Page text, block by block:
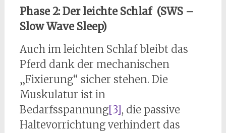
Phase 2: Der leichte Schlaf (SWS –
Slow Wave Sleep)
Auch im leichten Schlaf bleibt das
Pferd dank der mechanischen
„Fixierung“ sicher stehen. Die
Muskulatur ist in
Bedarfsspannung[3], die passive
Haltevorrichtung verhindert das